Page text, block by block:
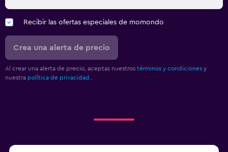
Recibir las ofertas especiales de momondo
Crea una alerta de precio
Al crear una alerta de precio, aceptas nuestros términos y condiciones y
nuestra política de privacidad.